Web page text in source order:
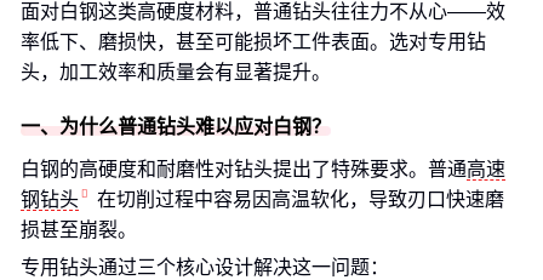
面对白钢这类高硬度材料，普通钻头往往力不从心——效
率低下、磨损快，甚至可能损坏工件表面。选对专用钻
头，加工效率和质量会有显著提升。
一、为什么普通钻头难以应对白钢？
白钢的高硬度和耐磨性对钻头提出了特殊要求。普通高速
钢钻头
在切削过程中容易因高温软化，导致刃口快速磨
损甚至崩裂。
专用钻头通过三个核心设计解决这一问题：